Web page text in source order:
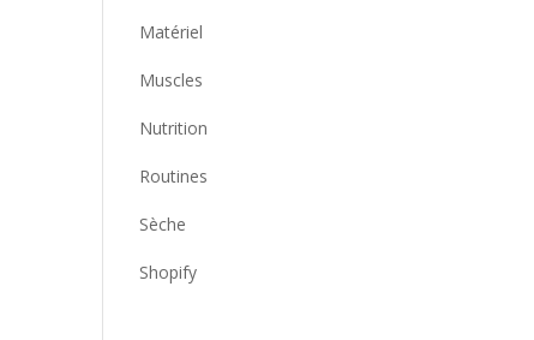
Matériel
Muscles
Nutrition
Routines
Sèche
Shopify